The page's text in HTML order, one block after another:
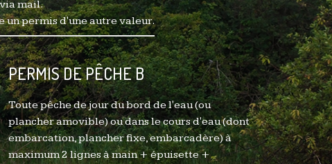
mail.
un permis d'une autre valeur.
PERMIS DE PÊCHE B
Toute pêche de jour du bord de l'eau (ou
plancher amovible) ou dans le cours d'eau (dont
embarcation, plancher fixe, embarcadère) à
maximum 2 lignes à main + épuisette +